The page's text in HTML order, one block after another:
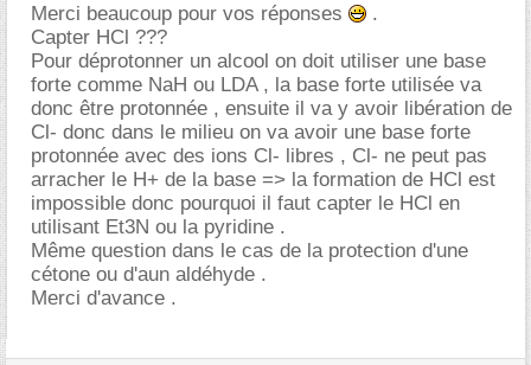
Merci beaucoup pour vos réponses
.
Capter HCl ???
Pour déprotonner un alcool on doit utiliser une base
forte comme NaH ou LDA , la base forte utilisée va
donc être protonnée , ensuite il va y avoir libération de
Cl- donc dans le milieu on va avoir une base forte
protonnée avec des ions Cl- libres , Cl- ne peut pas
arracher le H+ de la base => la formation de HCl est
impossible donc pourquoi il faut capter le HCl en
utilisant Et3N ou la pyridine .
Même question dans le cas de la protection d'une
cétone ou d'aun aldéhyde .
Merci d'avance .